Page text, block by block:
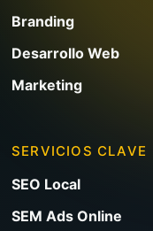
Branding
Desarrollo Web
Marketing
SERVICIOS CLAVE
SEO Local
SEM Ads Online